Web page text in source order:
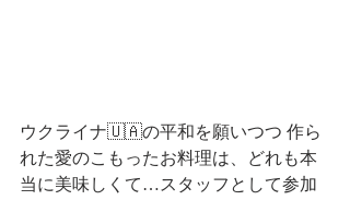
ウクライナ🇺🇦の平和を願いつつ 作ら
れた愛のこもったお料理は、どれも本
当に美味しくて…スタッフとして参加